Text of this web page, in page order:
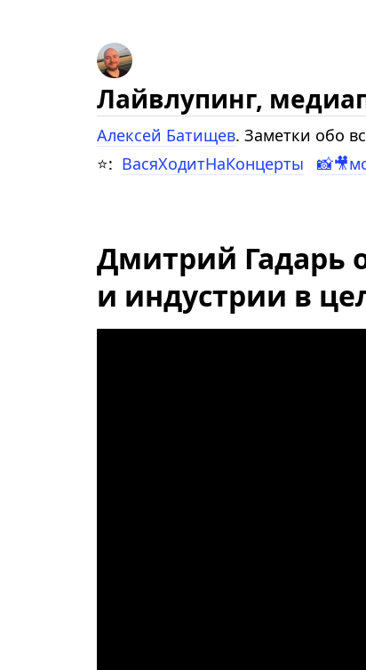
Лайвлупинг,
Алексей Батищев. Заметки обо
⭐: ВасяХодитНаКонцерты
Дмитрий Гадарь
и индустрии в